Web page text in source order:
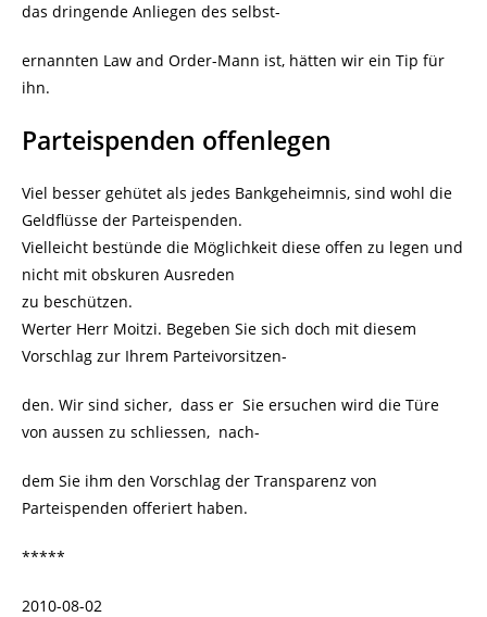
das dringende Anliegen des selbst-
ernannten Law and Order-Mann ist, hätten wir ein Tip für
ihn.
Parteispenden offenlegen
Viel besser gehütet als jedes Bankgeheimnis, sind wohl die
Geldflüsse der Parteispenden.
Vielleicht bestünde die Möglichkeit diese offen zu legen und
nicht mit obskuren Ausreden
zu beschützen.
Werter Herr Moitzi. Begeben Sie sich doch mit diesem
Vorschlag zur Ihrem Parteivorsitzen-
den. Wir sind sicher, dass er Sie ersuchen wird die Türe
von aussen zu schliessen, nach-
dem Sie ihm den Vorschlag der Transparenz von
Parteispenden offeriert haben.
*****
2010-08-02